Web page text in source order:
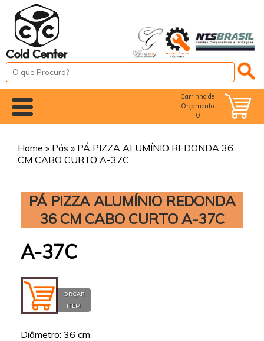
Carrinho de
Orçamento
0
Home » Pás » PÁ PIZZA ALUMÍNIO REDONDA 36
CM CABO CURTO A-37C
PÁ PIZZA ALUMÍNIO REDONDA
36 CM CABO CURTO A-37C
A-37C
ORÇAR
ITEM
Diâmetro: 36 cm